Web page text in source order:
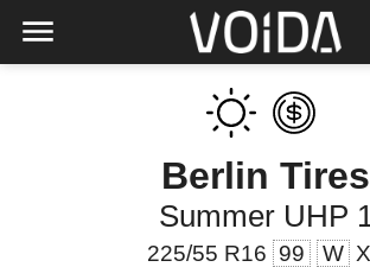
Berlin Tires
Summer UHP
225/55 R16 99 W